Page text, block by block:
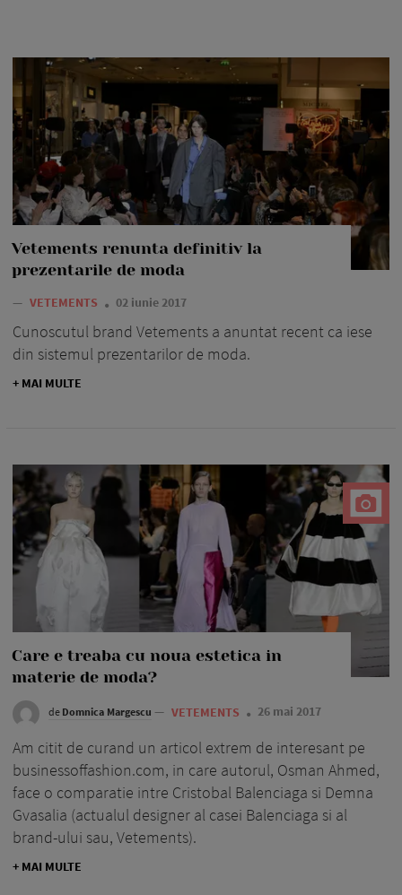
Vetements renunta definitiv la
prezentarile de moda
— VETEMENTS 02 iunie 2017
Cunoscutul brand Vetements a anuntat recent ca iese
din sistemul prezentarilor de moda.
+ MAI MULTE
Care e treaba cu noua estetica in
materie de moda?
de Domnica Margescu — VETEMENTS 26 mai 2017
Am citit de curand un articol extrem de interesant pe
businessoffashion.com, in care autorul, Osman Ahmed,
face o comparatie intre Cristobal Balenciaga si Demna
Gvasalia (actualul designer al casei Balenciaga si al
brand-ului sau, Vetements).
+ MAI MULTE